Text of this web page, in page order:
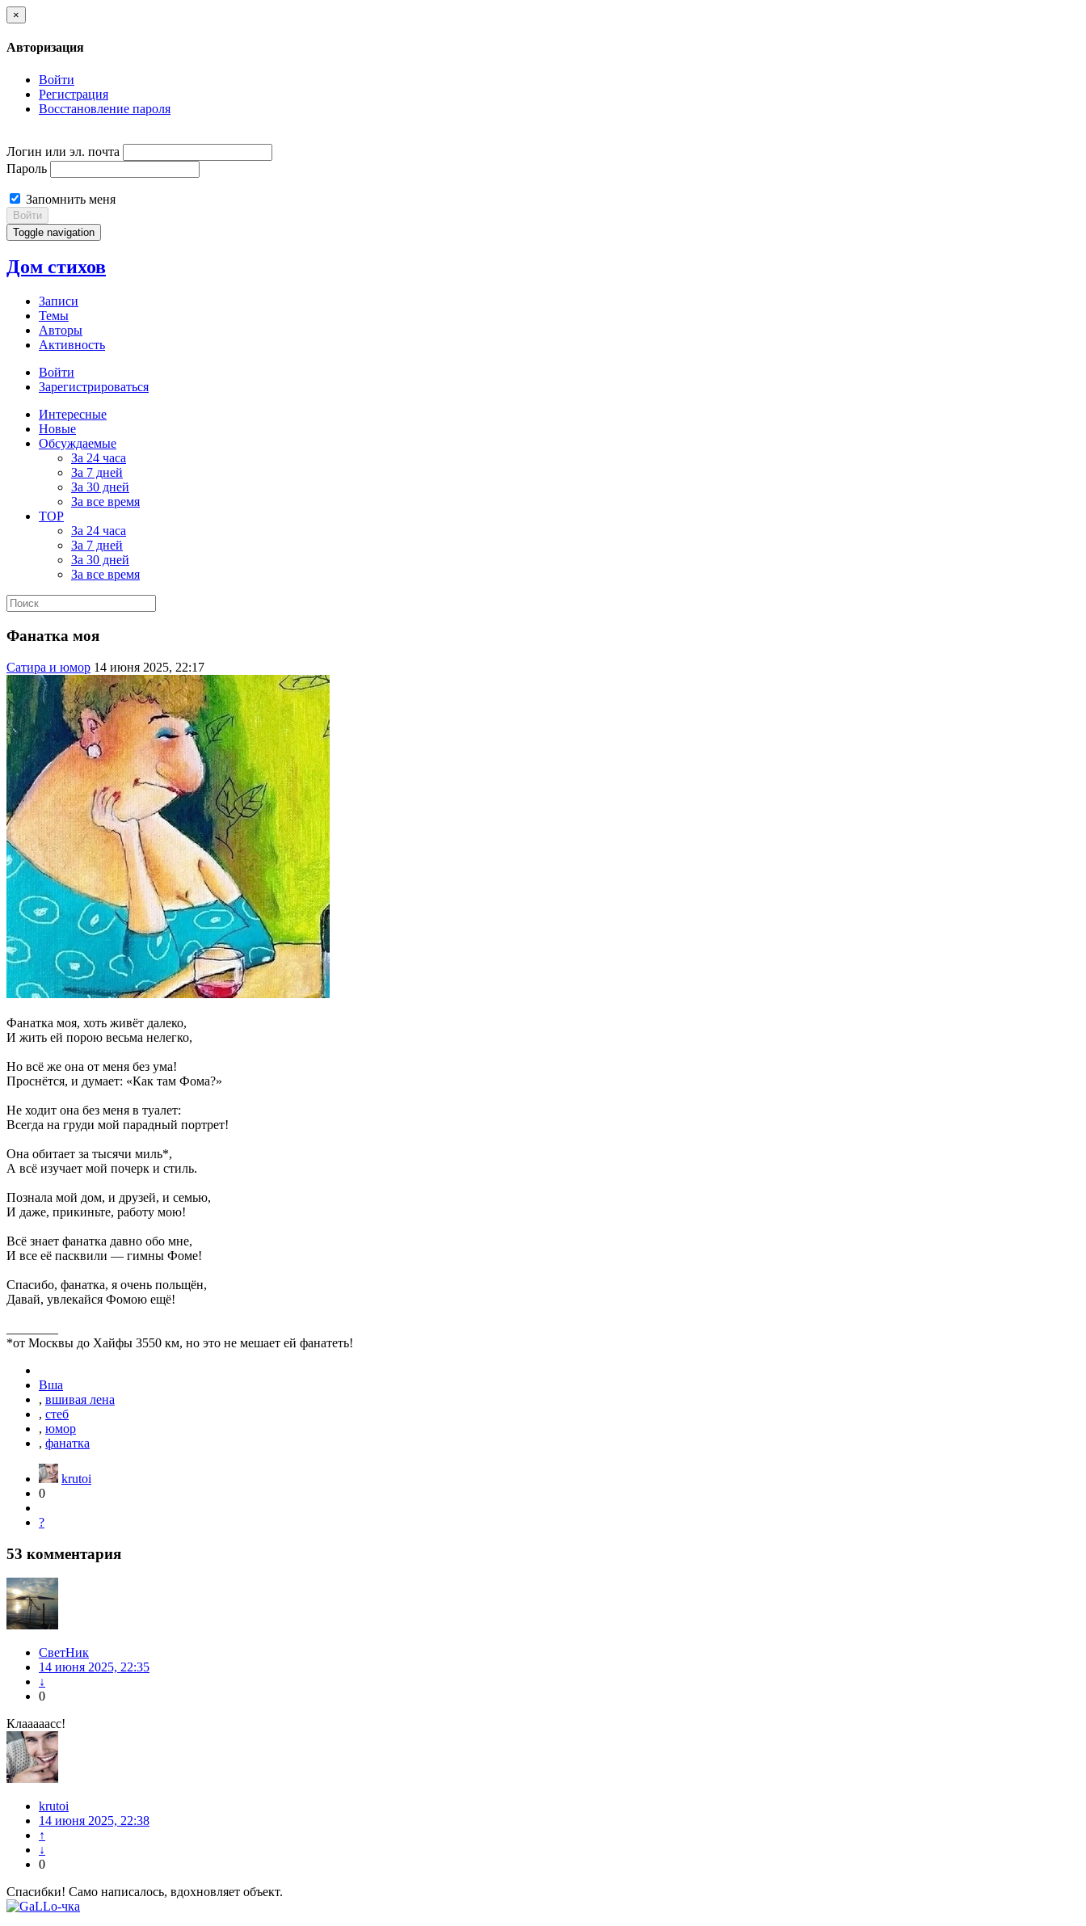
×
Авторизация
Войти
Регистрация
Восстановление пароля
Логин или эл. почта
Пароль
Запомнить меня
Войти
Toggle navigation
Дом стихов
Записи
Темы
Авторы
Активность
Войти
Зарегистрироваться
Интересные
Новые
Обсуждаемые
За 24 часа
За 7 дней
За 30 дней
За все время
TOP
За 24 часа
За 7 дней
За 30 дней
За все время
Фанатка моя
Сатира и юмор 14 июня 2025, 22:17
Фанатка моя, хоть живёт далеко,
И жить ей порою весьма нелегко,
Но всё же она от меня без ума!
Проснётся, и думает: «Как там Фома?»
Не ходит она без меня в туалет:
Всегда на груди мой парадный портрет!
Она обитает за тысячи миль*,
А всё изучает мой почерк и стиль.
Познала мой дом, и друзей, и семью,
И даже, прикиньте, работу мою!
Всё знает фанатка давно обо мне,
И все её пасквили — гимны Фоме!
Спасибо, фанатка, я очень польщён,
Давай, увлекайся Фомою ещё!
*от Москвы до Хайфы 3550 км, но это не мешает ей фанатеть!
Вша
, вшивая лена
, стеб
, юмор
, фанатка
krutoi
0
?
53 комментария
СветНик
14 июня 2025, 22:35
↓
0
Клааааасс!
krutoi
14 июня 2025, 22:38
↑
↓
0
Спасибки! Само написалось, вдохновляет объект.